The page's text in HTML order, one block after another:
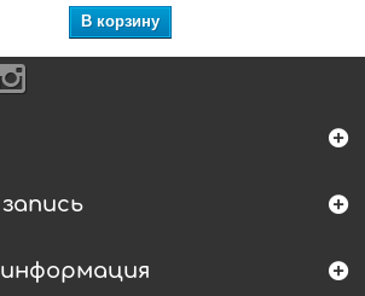
В корзину